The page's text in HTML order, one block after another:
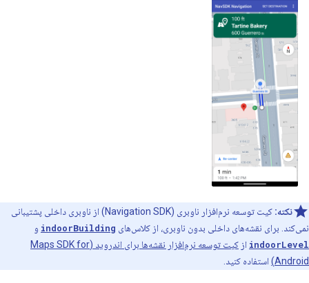
نکته:
کیت توسعه نرم‌افزار ناوبری (Navigation SDK) از ناوبری داخلی پشتیبانی
نمی‌کند. برای نقشه‌های داخلی بدون ناوبری، از کلاس‌های indoorBuilding و
indoorLevel از
کیت توسعه نرم‌افزار نقشه‌ها برای اندروید (Maps SDK for
Android) استفاده کنید.